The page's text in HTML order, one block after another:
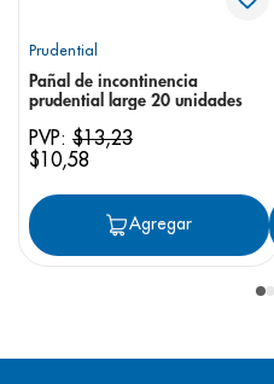
Prudential
Pañal de incontinencia
prudential large 20 unidades
PVP: $13,23
$10,58
Agregar